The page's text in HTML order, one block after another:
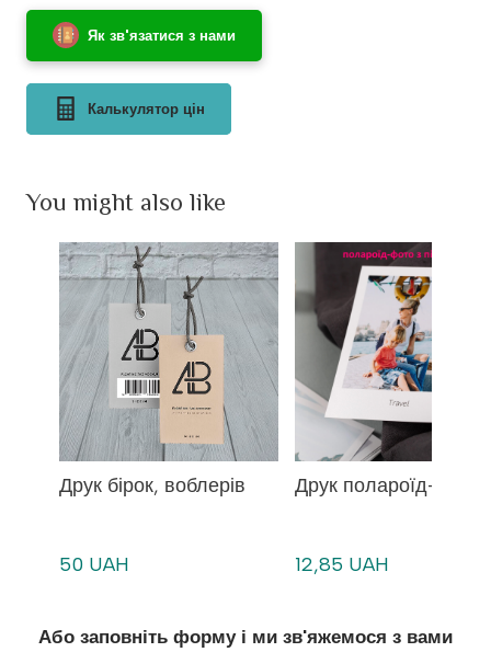
Як зв'язатися з нами
Калькулятор цін
You might also like
Друк бірок, воблерів
50 UAH
Друк полароїд-фото
12,85 UAH
Або заповніть форму і ми зв'яжемося з вами